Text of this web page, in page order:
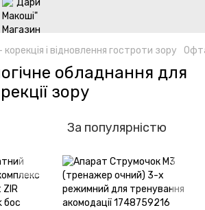
і відновлення гостроти зору
обладнання для
зору
За популярністю